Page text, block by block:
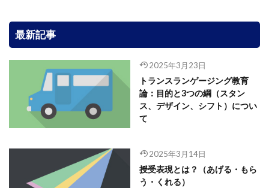
最新記事
2025年3月23日
トランスランゲージング教育
論：目的と3つの綱（スタン
ス、デザイン、シフト）につい
て
2025年3月14日
授受表現とは？（あげる・もら
う・くれる）